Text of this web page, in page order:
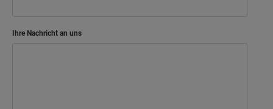
Ihre Nachricht an uns